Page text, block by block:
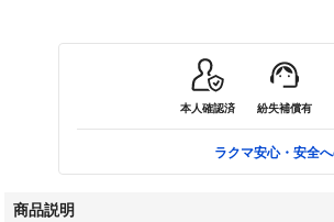
本人確認済 紛失補償有
ラクマ安心・安全
商品説明